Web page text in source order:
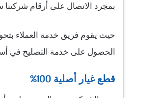
بمجرد الاتصال على أرقام
حيث يقوم فريق خدمة العملاء
الحصول على خدمة التصليح في
قطع غيار أصلية 100%